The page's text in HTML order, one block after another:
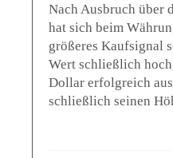
Nach Ausbruch über
hat sich beim
größeres Kaufsignal
Wert schließlich
Dollar erfolgreich
schließlich seinen